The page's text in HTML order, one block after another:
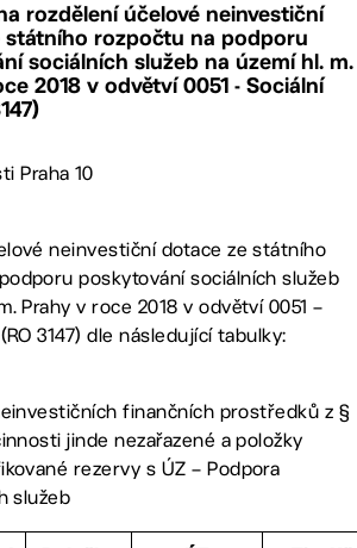
rozdělení účelové neinvestiční
státního rozpočtu na podporu
sociálních služeb na území hl. m.
2018 v odvětví 0051 - Sociální
Praha 10
neinvestiční dotace ze státního
poskytování sociálních služeb
Prahy v roce 2018 v odvětví 0051 –
3147) dle následující tabulky:
finančních prostředků z §
jinde nezařazené a položky
rezervy s ÚZ – Podpora
služeb